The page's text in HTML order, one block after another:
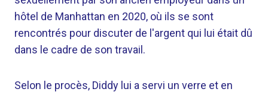
hôtel de Manhattan en 2020, où ils se sont
rencontrés pour discuter de l'argent qui lui était dû
dans le cadre de son travail.
Selon le procès, Diddy lui a servi un verre et en